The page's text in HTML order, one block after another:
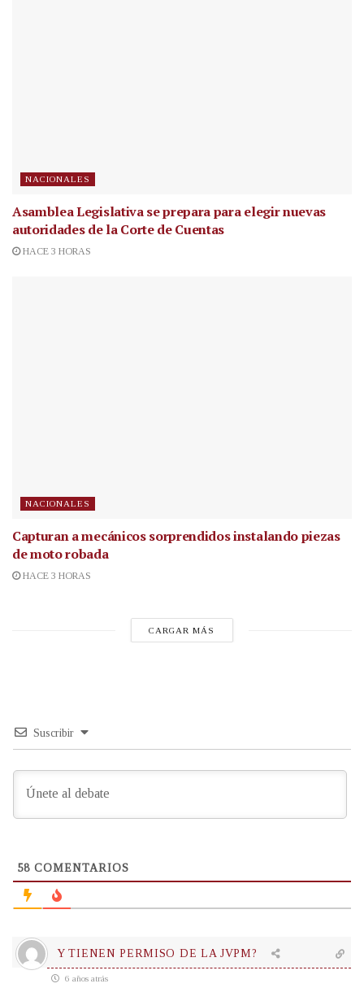
NACIONALES
Asamblea Legislativa se prepara para elegir nuevas
autoridades de la Corte de Cuentas
HACE 3 HORAS
NACIONALES
Capturan a mecánicos sorprendidos instalando piezas
de moto robada
HACE 3 HORAS
CARGAR MÁS
Suscribir
58 COMENTARIOS
Y TIENEN PERMISO DE LA JVPM?
6 años atrás